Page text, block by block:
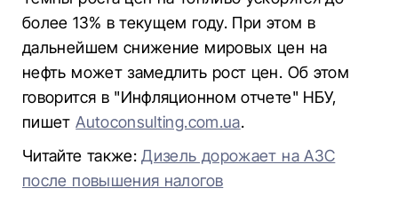
более 13% в текущем году. При этом в
дальнейшем снижение мировых цен на
нефть может замедлить рост цен. Об этом
говорится в "Инфляционном отчете" НБУ,
пишетАutoconsulting.com.ua.
Читайте также:Дизель дорожает на АЗС
после повышения налогов